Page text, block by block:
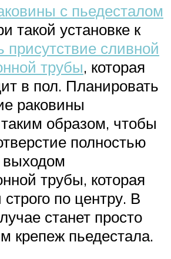
с пьедесталом
такой установке к
присутствие сливной
трубы, которая
в пол. Планировать
раковины
образом, чтобы
полностью
выходом
трубы, которая
по центру. В
станет просто
крепеж пьедестала.